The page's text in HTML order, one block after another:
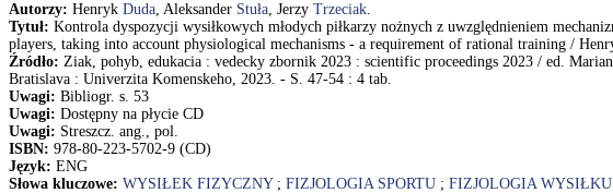
Autorzy: Henryk Duda, Aleksander Stuła, Jerzy Trzeciak.
Tytuł: Kontrola dyspozycji wysiłkowych młodych piłkarzy nożnych z uwzględnieniem
players, taking into account physiological mechanisms - a requirement of rational training /
Źródło: Ziak, pohyb, edukacia : vedecky zbornik 2023 : scientific proceedings 2023 / ed.
Bratislava : Univerzita Komenskeho, 2023. - S. 47-54 : 4 tab.
Uwagi: Bibliogr. s. 53
Uwagi: Dostępny na płycie CD
Uwagi: Streszcz. ang., pol.
ISBN: 978-80-223-5702-9 (CD)
Język: ENG
Słowa kluczowe: WYSIŁEK FIZYCZNY; FIZJOLOGIA SPORTU ; FIZJOLOGIA WYSIŁKU